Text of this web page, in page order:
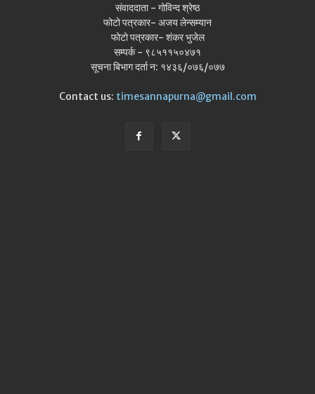
संवाददाता - गोविन्द श्रेष्ठ
फोटो पत्रकार- अजय लेन्सम्यान
फोटो पत्रकार- शंकर भुजेल
सम्पर्क - ९८५११५०४७१
सूचना बिभाग दर्ता न: १४३६/०७६/०७७
Contact us: timesannapurna@gmail.com